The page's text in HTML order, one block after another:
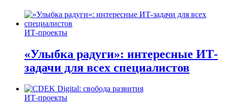
ИТ-проекты
«Улыбка радуги»: интересные ИТ-
задачи для всех специалистов
ИТ-проекты